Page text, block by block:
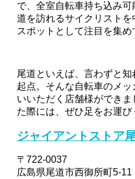
で、全室自転車持ち込み
道を訪れるサイクリスト
スポットとして注目を集め
尾道といえば、言わずと
起点。そんな自転車のメ
いいただく店舗様ができ
た際には、ぜひ足をお運び
ジャイアントストア
〒722-0037
広島県尾道市西御所町5-11